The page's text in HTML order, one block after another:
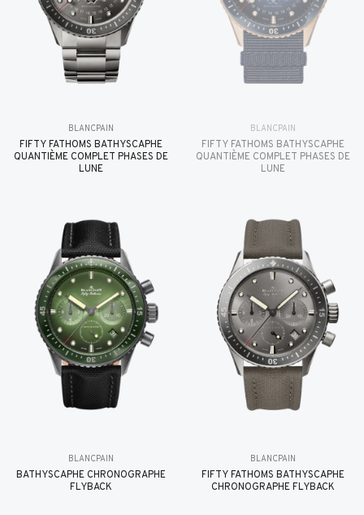
BLANCPAIN
FIFTY FATHOMS BATHYSCAPHE
QUANTIÈME COMPLET PHASES DE
LUNE
BLANCPAIN
FIFTY FATHOMS BATHYSCAPHE
QUANTIÈME COMPLET PHASES DE
LUNE
BLANCPAIN
BATHYSCAPHE CHRONOGRAPHE
FLYBACK
BLANCPAIN
FIFTY FATHOMS BATHYSCAPHE
CHRONOGRAPHE FLYBACK